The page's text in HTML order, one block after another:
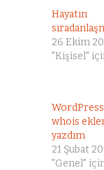
Hayatın
26 Ekim
"Kişisel"
whois
yazdım
21 Şubat
"Genel"